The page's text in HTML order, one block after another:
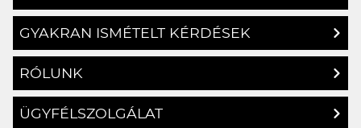
GYAKRAN ISMÉTELT KÉRDÉSEK
RÓLUNK
ÜGYFÉLSZOLGÁLAT